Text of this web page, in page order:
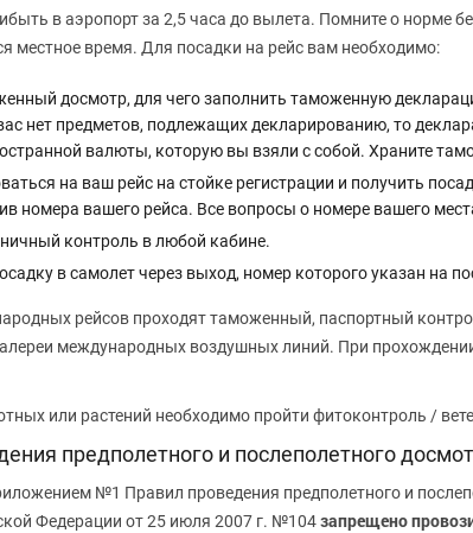
в аэропорт за 2,5 часа до вылета. Помните о норме
местное время. Для посадки на рейс вам необходимо:
досмотр, для чего заполнить таможенную
нет предметов, подлежащих декларированию, то
валюты, которую вы взяли с собой. Храните
на ваш рейс на стойке регистрации и получить
номера вашего рейса. Все вопросы о номере вашего
контроль в любой кабине.
в самолет через выход, номер которого указан на
рейсов проходят таможенный, паспортный
международных воздушных линий. При
или растений необходимо пройти фитоконтроль /
предполетного и послеполетного
№1 Правил проведения предполетного и
Федерации от 25 июля 2007 г. №104запрещено